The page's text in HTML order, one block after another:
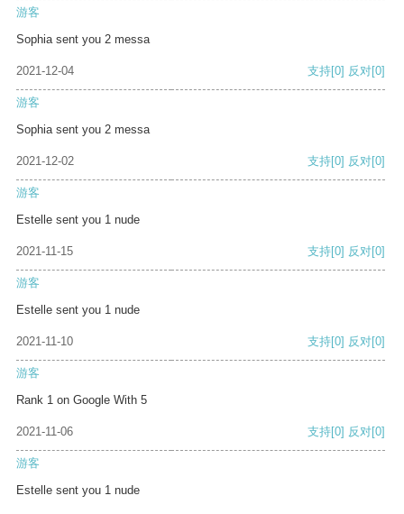
游客
Sophia sent you 2 messa
2021-12-04 支持[0] 反对[0]
游客
Sophia sent you 2 messa
2021-12-02 支持[0] 反对[0]
游客
Estelle sent you 1 nude
2021-11-15 支持[0] 反对[0]
游客
Estelle sent you 1 nude
2021-11-10 支持[0] 反对[0]
游客
Rank 1 on Google With 5
2021-11-06 支持[0] 反对[0]
游客
Estelle sent you 1 nude